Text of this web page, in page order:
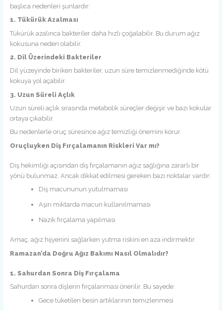
başlıca nedenleri şunlardır:
1. Tükürük Azalması
Tükürük azalınca bakteriler daha hızlı çoğalabilir. Bu durum ağız
kokusuna neden olabilir.
2. Dil Üzerindeki Bakteriler
Dil yüzeyinde biriken bakteriler, uzun süre temizlenmediğinde kötü
kokuya yol açabilir.
3. Uzun Süreli Açlık
Uzun süreli açlık sırasında metabolik süreçler değişir ve bazı kokular
ortaya çıkabilir.
Bu nedenlerle oruç süresince ağız temizliği önemini korur.
Oruçluyken Diş Fırçalamanın Riskleri Var mı?
Diş hekimliği açısından diş fırçalamanın ağız sağlığına zararlı bir
yönü bulunmaz. Ancak dikkat edilmesi gereken bazı noktalar vardır:
Diş macununun yutulmaması
Aşırı miktarda macun kullanılmaması
Nazik fırçalama yapılması
Amaç, ağız hijyenini sağlarken yutma riskini en aza indirmektir.
Ramazan’da Doğru Ağız Bakımı Nasıl Olmalıdır?
1. Sahurdan Sonra Diş Fırçalama
Sahurdan sonra dişlerin fırçalanması önerilir. Bu sayede:
Gece tüketilen besin artıklarının temizlenmesi